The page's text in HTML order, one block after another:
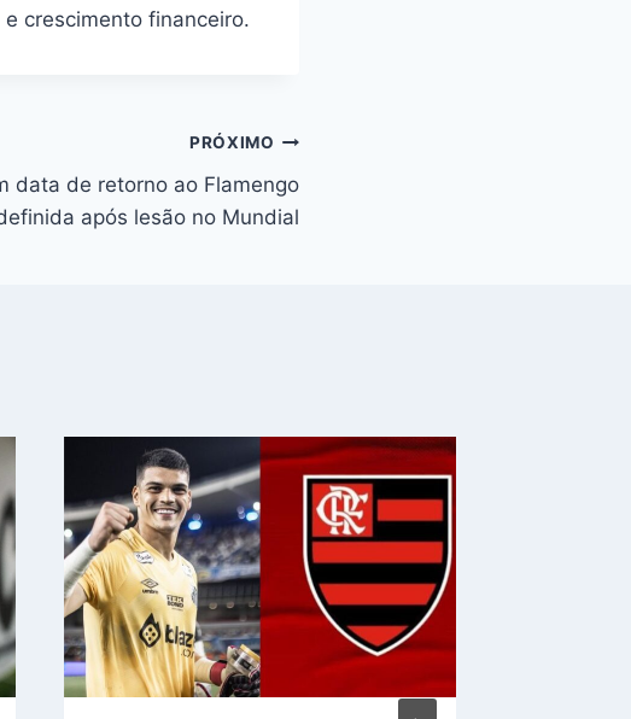
crescimento financeiro.
PRÓXIMO
data de retorno ao Flamengo
após lesão no Mundial